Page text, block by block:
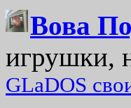
Вова
игрушки,
GLaDOS